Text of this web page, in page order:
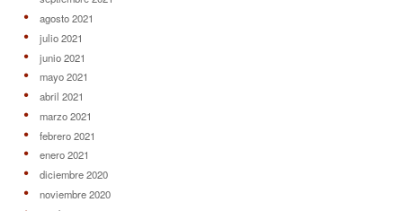
agosto 2021
julio 2021
junio 2021
mayo 2021
abril 2021
marzo 2021
febrero 2021
enero 2021
diciembre 2020
noviembre 2020